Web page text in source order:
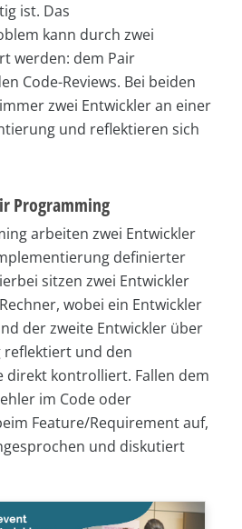
ist. Das
kann durch zwei
werden: dem Pair
Code-Reviews. Bei beiden
zwei Entwickler an einer
und reflektieren sich
Programming
arbeiten zwei Entwickler
definierter
sitzen zwei Entwickler
wobei ein Entwickler
der zweite Entwickler über
und den
direkt kontrolliert. Fallen dem
im Code oder
Feature/Requirement auf,
und diskutiert